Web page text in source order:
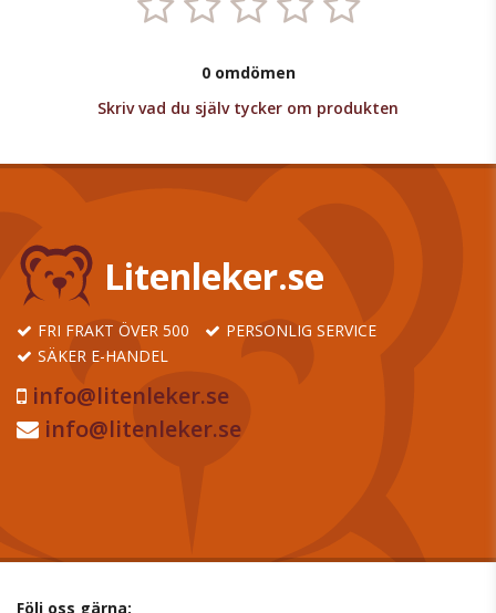
0 omdömen
Skriv vad du själv tycker om produkten
Litenleker.se
FRI FRAKT ÖVER 500
PERSONLIG SERVICE
SÄKER E-HANDEL
info@litenleker.se
info@litenleker.se
Följ oss gärna: